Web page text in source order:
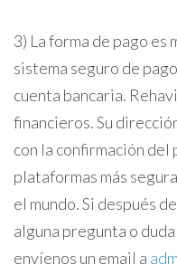
3) La forma de pago es
sistema seguro de
cuenta bancaria.
financieros. Su
con la confirmación del
plataformas más
el mundo. Si después
alguna pregunta o
envíenos un email a